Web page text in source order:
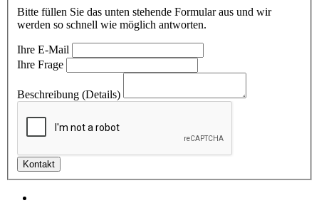
Bitte füllen Sie das unten stehende Formular aus und wir
werden so schnell wie möglich antworten.
Ihre E-Mail
Ihre Frage
Beschreibung (Details)